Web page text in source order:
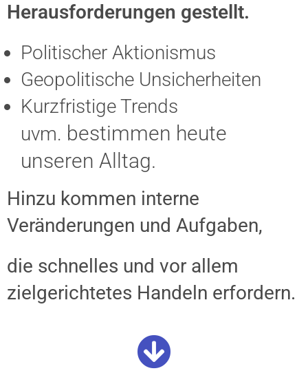
Herausforderungen gestellt.
Politischer Aktionismus
Geopolitische Unsicherheiten
Kurzfristige Trends
uvm. bestimmen heute
unseren Alltag.
Hinzu kommen interne
Veränderungen und Aufgaben,
die schnelles und vor allem
zielgerichtetes Handeln erfordern.